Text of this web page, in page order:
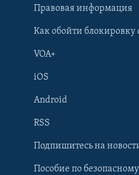
Learning English
Правовая информация
Как обойти блокировку
VOA+
iOS
Android
RSS
Подпишитесь на
Пособие по